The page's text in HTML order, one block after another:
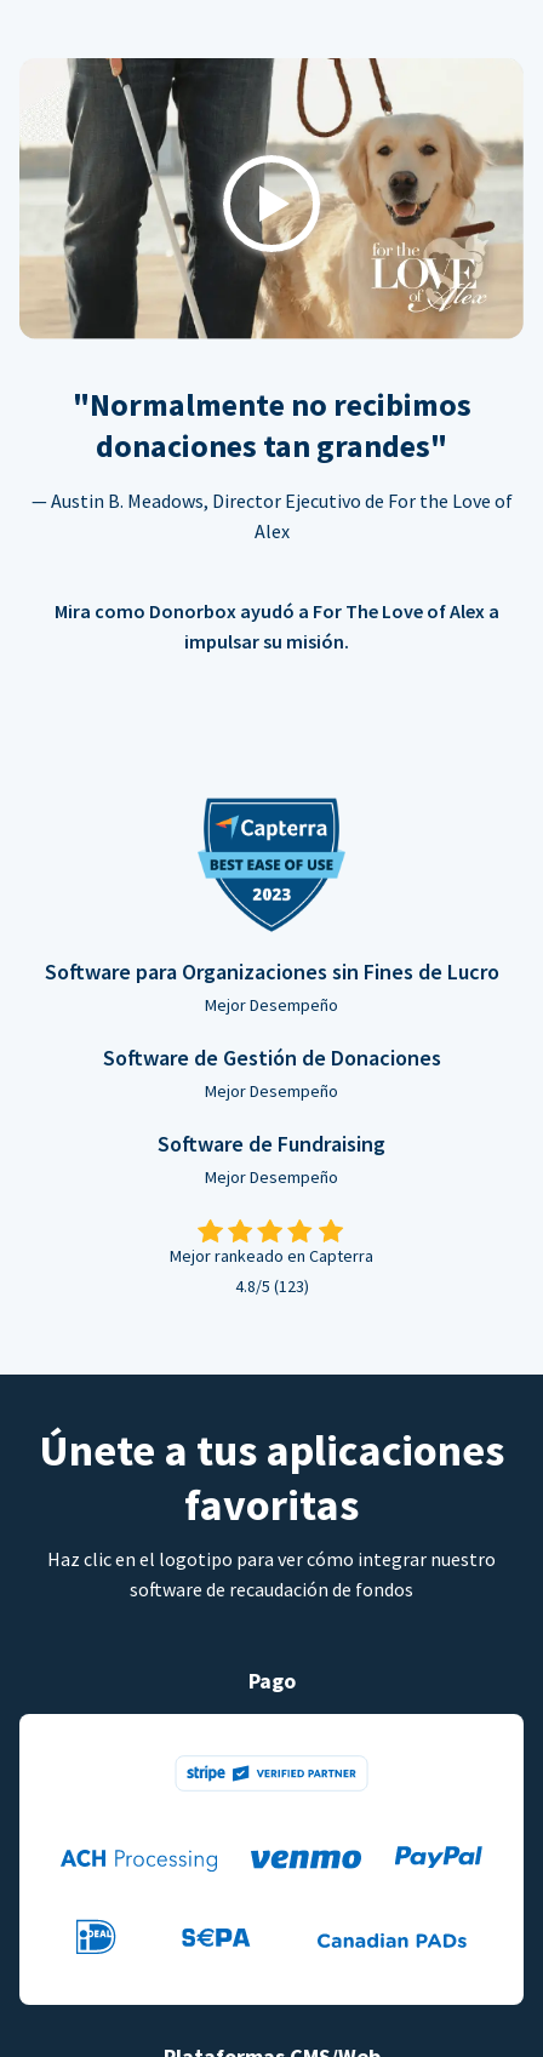
Play
"Normalmente no recibimos
donaciones tan grandes"
— Austin B. Meadows, Director Ejecutivo de For the Love of
Alex
Mira como Donorbox ayudó a For The Love of Alex a
impulsar su misión.
Software para Organizaciones sin Fines de Lucro
Mejor Desempeño
Software de Gestión de Donaciones
Mejor Desempeño
Software de Fundraising
Mejor Desempeño
Mejor rankeado en Capterra
4.8/5 (123)
Únete a tus aplicaciones
favoritas
Haz clic en el logotipo para ver cómo integrar nuestro
software de recaudación de fondos
Pago